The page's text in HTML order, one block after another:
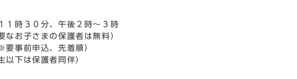
時３０分、午後２時～３時
なお子さまの保護者は無料）
事前申込、先着順）
下は保護者同伴）